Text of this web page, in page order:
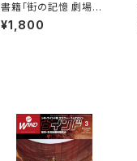
書籍「街の記憶 劇場の
あかり 新潟県 映画館
と観客の歴史」
¥1,800